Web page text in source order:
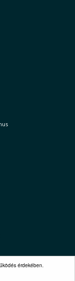
érdekében.